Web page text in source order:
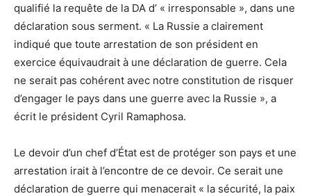
qualifié la requête de la DA d’ « irresponsable », dans une
déclaration sous serment. « La Russie a clairement
indiqué que toute arrestation de son président en
exercice équivaudrait à une déclaration de guerre. Cela
ne serait pas cohérent avec notre constitution de risquer
d’engager le pays dans une guerre avec la Russie », a
écrit le président Cyril Ramaphosa.
Le devoir d’un chef d’État est de protéger son pays et une
arrestation irait à l’encontre de ce devoir. Ce serait une
déclaration de guerre qui menacerait « la sécurité, la paix